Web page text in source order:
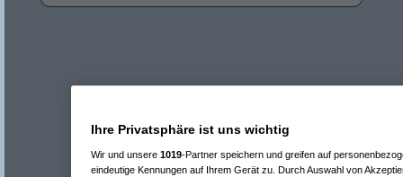
Ihre Privatsphäre ist uns wichtig
Wir und unsere 1019-Partner speichern und greifen auf
eindeutige Kennungen auf Ihrem Gerät zu. Durch Auswahl von